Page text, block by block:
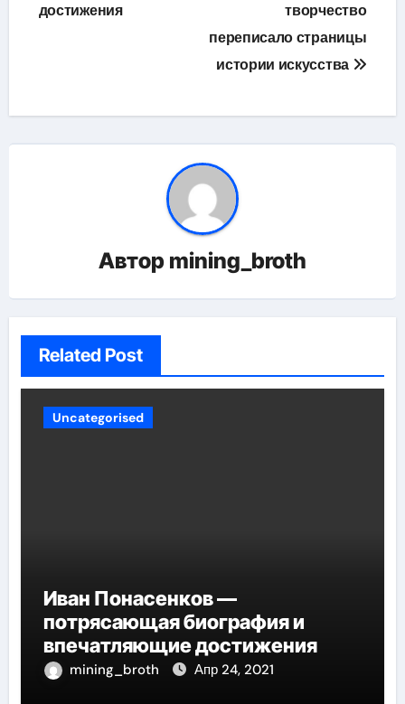
достижения
творчество
переписало страницы
истории искусства
Автор mining_broth
Related Post
Uncategorised
Иван Понасенков —
потрясающая биография и
впечатляющие достижения
mining_broth Апр 24, 2021